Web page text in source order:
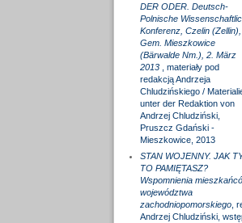
DER ODER. Deutsch-
Polnische
Konferenz, Czelin (Zellin),
Gem. Mieszkowice
(Bärwalde Nm.), 2. März
2013
, materiały pod
redakcją Andrzeja
Chludzińskiego /
unter der Redaktion von
Andrzej Chludziński,
Pruszcz Gdański -
Mieszkowice, 2013
STAN WOJENNY. JAK
TO PAMIĘTASZ?
Wspomnienia
województwa
zachodniopomorskiego,
Andrzej Chludziński,